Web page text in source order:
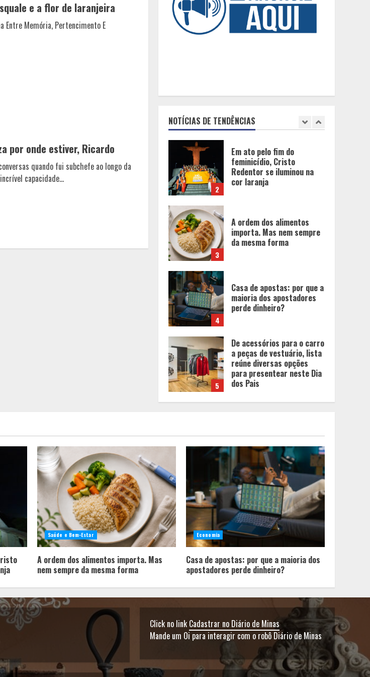
e a flor de laranjeira
Entre Memória, Pertencimento E
por onde estiver, Ricardo
quando fui subchefe ao longo da
capacidade...
NOTÍCIAS DE TENDÊNCIAS
De acessórios para o carro
a peças de vestuário, lista
reúne diversas opções
1
2
Em ato pelo fim do
feminicídio, Cristo
Redentor se iluminou na
cor laranja
3
A ordem dos alimentos
importa. Mas nem sempre
da mesma forma
4
Casa de apostas: por que a
maioria dos apostadores
perde dinheiro?
5
De acessórios para o carro
a peças de vestuário, lista
reúne diversas opções
para presentear neste Dia
dos Pais
1
Expocachaça
Em ato pelo fim do
feminicídio, Cristo
Redentor se iluminou na
cor laranja
A ordem dos alimentos
importa. Mas nem sempre
da mesma forma
Casa de apostas: por que a
maioria dos apostadores
perde dinheiro?
Saúde e Bem-Estar
A ordem dos alimentos importa. Mas
nem sempre da mesma forma
Economia
Casa de apostas: por que a maioria dos
apostadores perde dinheiro?
Click no link Cadastrar no Diário de Minas
Mande um Oi para interagir com o robô Diário de Minas